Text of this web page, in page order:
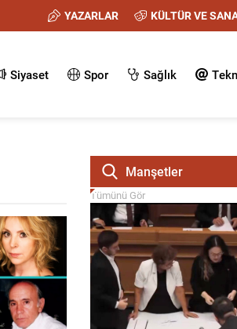
YAZARLAR KÜLTÜR VE
Siyaset Spor Sağlık
Manşetler
Tümünü Gör